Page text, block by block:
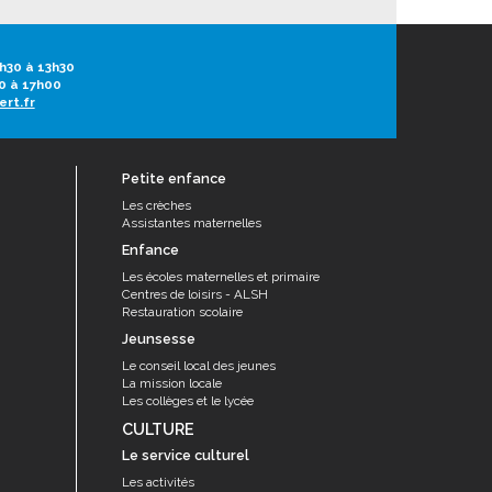
à 13h30
à 17h00
Petite enfance
Les crèches
Assistantes maternelles
Enfance
Les écoles maternelles et primaire
Centres de loisirs - ALSH
Restauration scolaire
Jeunsesse
Le conseil local des jeunes
La mission locale
Les collèges et le lycée
CULTURE
Le service culturel
Les activités